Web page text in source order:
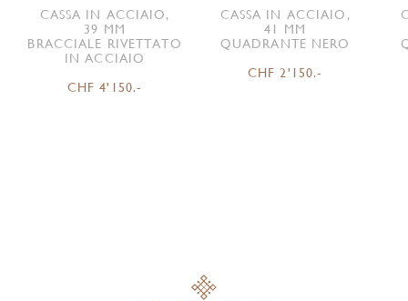
CASSA IN ACCIAIO,
39 MM
BRACCIALE RIVETTATO
IN ACCIAIO
CHF 4'150.-
CASSA IN ACCIAIO,
41 MM
QUADRANTE NERO
CHF 2'150.-